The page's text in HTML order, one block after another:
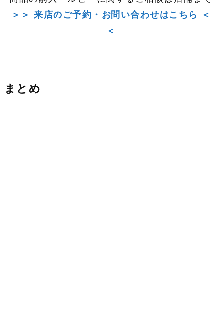
＞＞ 来店のご予約・お問い合わせはこちら ＜
＜
まとめ